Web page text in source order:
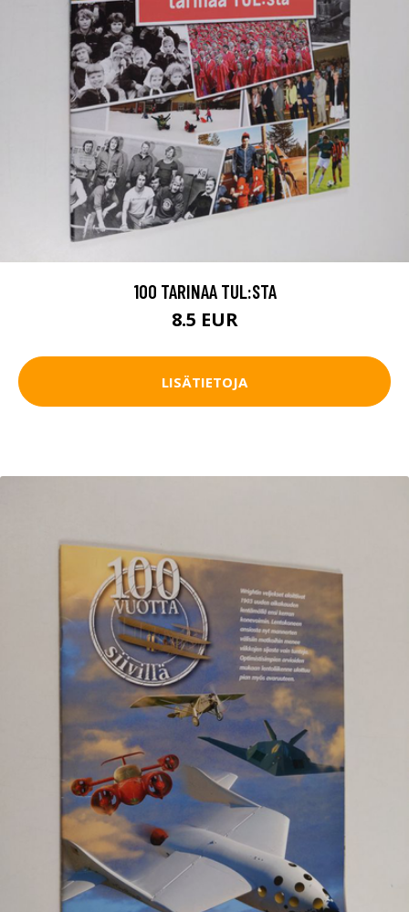
100 TARINAA TUL:STA
8.5 EUR
LISÄTIETOJA